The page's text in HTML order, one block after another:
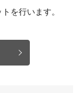
を行います。